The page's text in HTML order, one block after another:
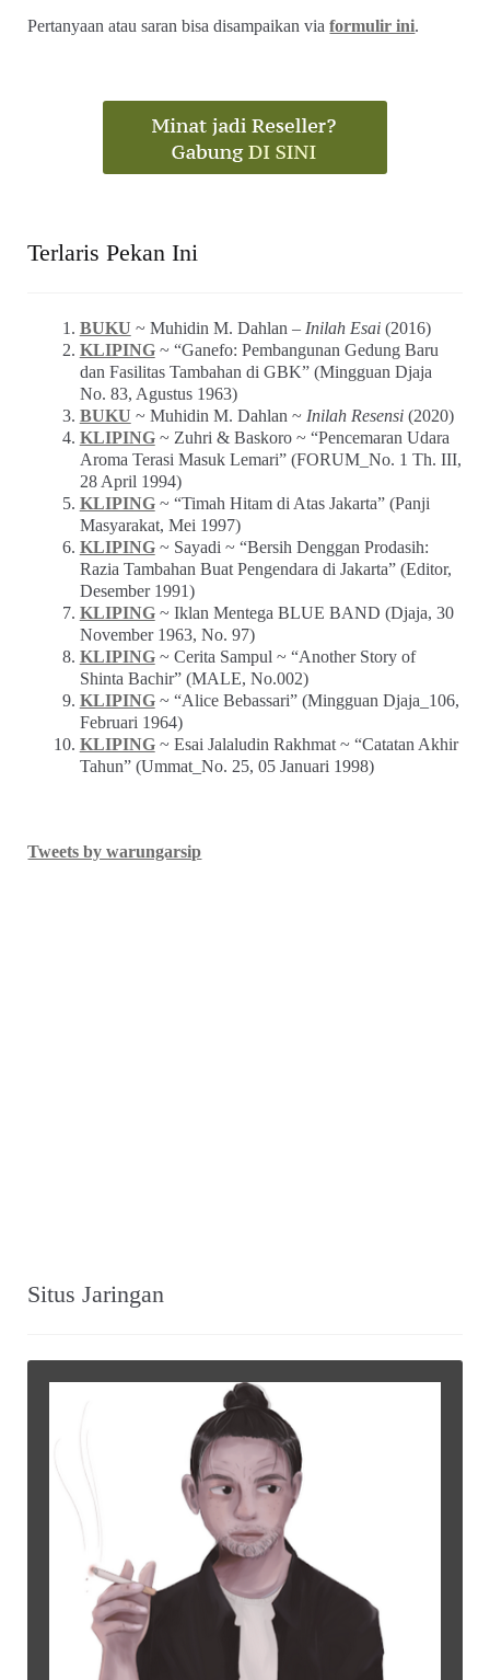
Pertanyaan atau saran bisa disampaikan viaformulir ini.
Terlaris Pekan Ini
BUKU ~ Muhidin M. Dahlan – Inilah Esai(2016)
KLIPING~ “Ganefo: Pembangunan Gedung Baru
dan Fasilitas Tambahan di GBK” (Mingguan Djaja
No. 83, Agustus 1963)
BUKU ~ Muhidin M. Dahlan ~ Inilah Resensi(2020)
KLIPING~ Zuhri & Baskoro ~ “Pencemaran Udara
Aroma Terasi Masuk Lemari” (FORUM_No. 1 Th. III,
28 April 1994)
KLIPING~ “Timah Hitam di Atas Jakarta” (Panji
Masyarakat, Mei 1997)
KLIPING~ Sayadi ~ “Bersih Denggan Prodasih:
Razia Tambahan Buat Pengendara di Jakarta” (Editor,
Desember 1991)
KLIPING~ Iklan Mentega BLUE BAND (Djaja, 30
November 1963, No. 97)
KLIPING~ Cerita Sampul ~ “Another Story of
Shinta Bachir” (MALE, No.002)
KLIPING~ “Alice Bebassari” (Mingguan Djaja_106,
Februari 1964)
KLIPING~ Esai Jalaludin Rakhmat ~ “Catatan Akhir
Tahun” (Ummat_No. 25, 05 Januari 1998)
Tweets by warungarsip
Situs Jaringan